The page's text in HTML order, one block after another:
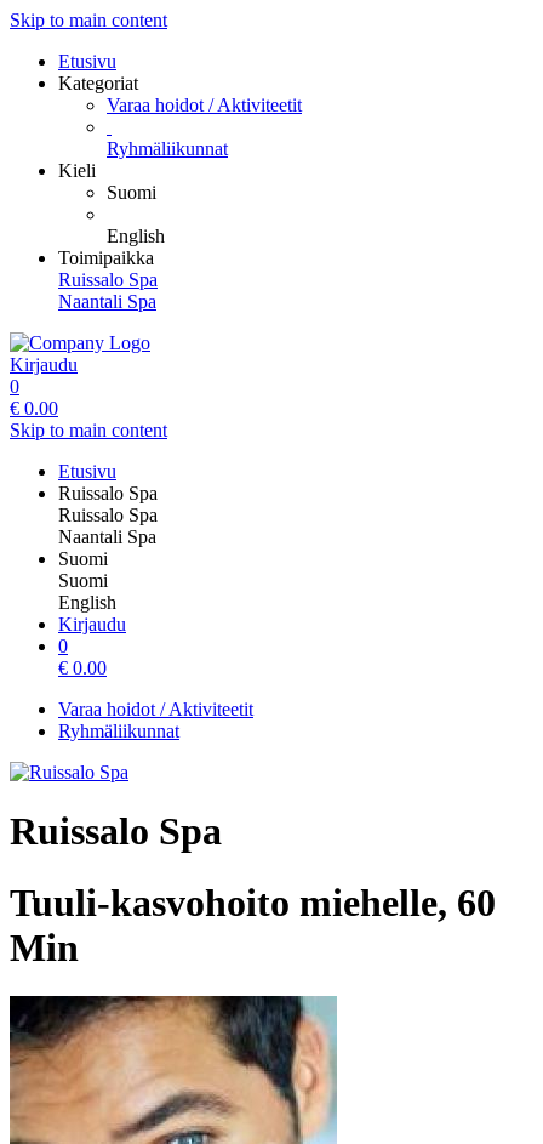
Skip to main content
Etusivu
Kategoriat
Varaa hoidot / Aktiviteetit
Ryhmäliikunnat
Kieli
Suomi
English
Toimipaikka
Ruissalo Spa
Naantali Spa
Kirjaudu
0
€ 0.00
Skip to main content
Etusivu
Ruissalo Spa
Ruissalo Spa
Naantali Spa
Suomi
Suomi
English
Kirjaudu
0
€ 0.00
Varaa hoidot / Aktiviteetit
Ryhmäliikunnat
Ruissalo Spa
Tuuli-kasvohoito miehelle, 60
Min